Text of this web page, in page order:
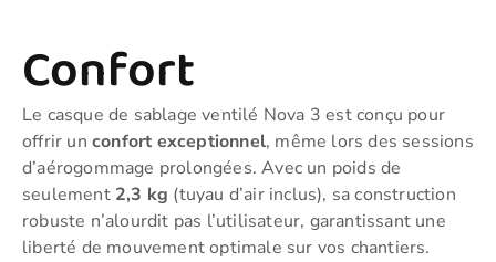
Confort
Le casque de sablage ventilé Nova 3 est conçu pour
offrir unconfort exceptionnel, même lors des sessions
d’aérogommage prolongées. Avec un poids de
seulement 2,3 kg (tuyau d’air inclus), sa construction
robuste n’alourdit pas l’utilisateur, garantissant une
liberté de mouvement optimale sur vos chantiers.